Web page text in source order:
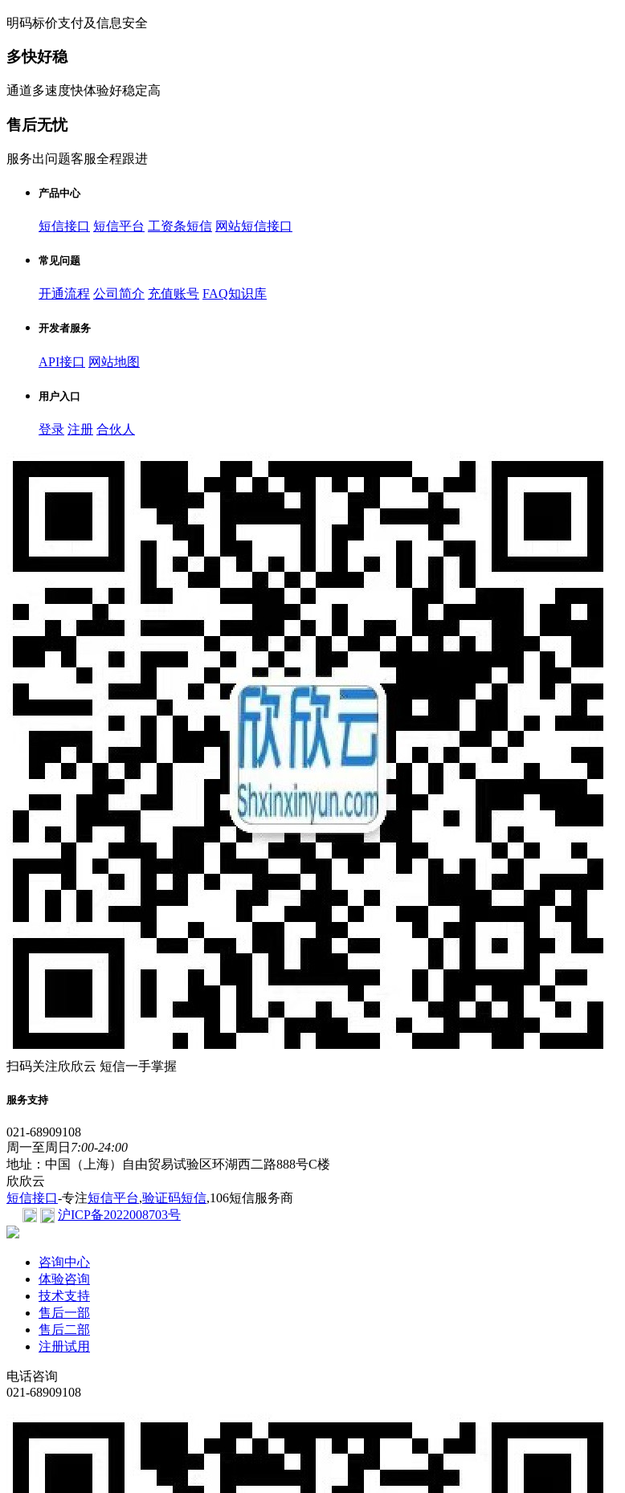
明码标价支付及信息安全
多快好稳
通道多速度快体验好稳定高
售后无忧
服务出问题客服全程跟进
产品中心
短信接口 短信平台 工资条短信 网站短信接口
常见问题
开通流程 公司简介 充值账号 FAQ知识库
开发者服务
API接口 网站地图
用户入口
登录 注册 合伙人
扫码关注欣欣云 短信一手掌握
服务支持
021-68909108
周一至周日 7:00-24:00
地址：中国（上海）自由贸易试验区环湖西二路888号C楼
欣欣云
短信接口-专注短信平台,验证码短信,106短信服务商
沪ICP备2022008703号
咨询中心
体验咨询
技术支持
售后一部
售后二部
注册试用
电话咨询
021-68909108